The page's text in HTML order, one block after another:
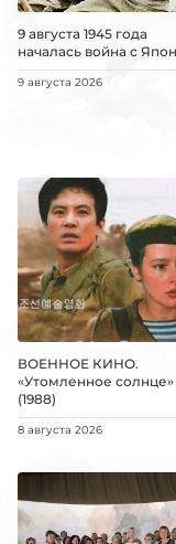
9 августа 1945 года
началась война с
9 августа 2026
ВОЕННОЕ КИНО.
«Утомленное солнце»
(1988)
8 августа 2026